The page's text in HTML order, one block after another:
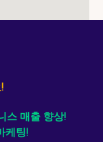
스 매출 향상!
케팅!